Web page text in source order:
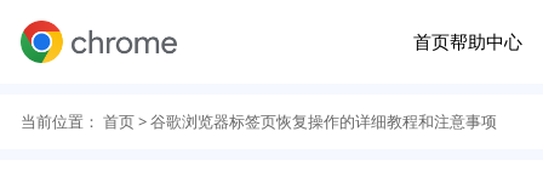
首页帮助中心
当前位置： 首页> 谷歌浏览器标签页恢复操作的详细教程和注意事项